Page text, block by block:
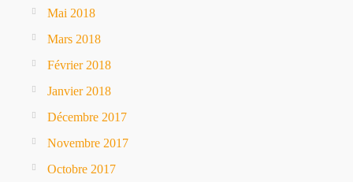
Mai 2018
Mars 2018
Février 2018
Janvier 2018
Décembre 2017
Novembre 2017
Octobre 2017